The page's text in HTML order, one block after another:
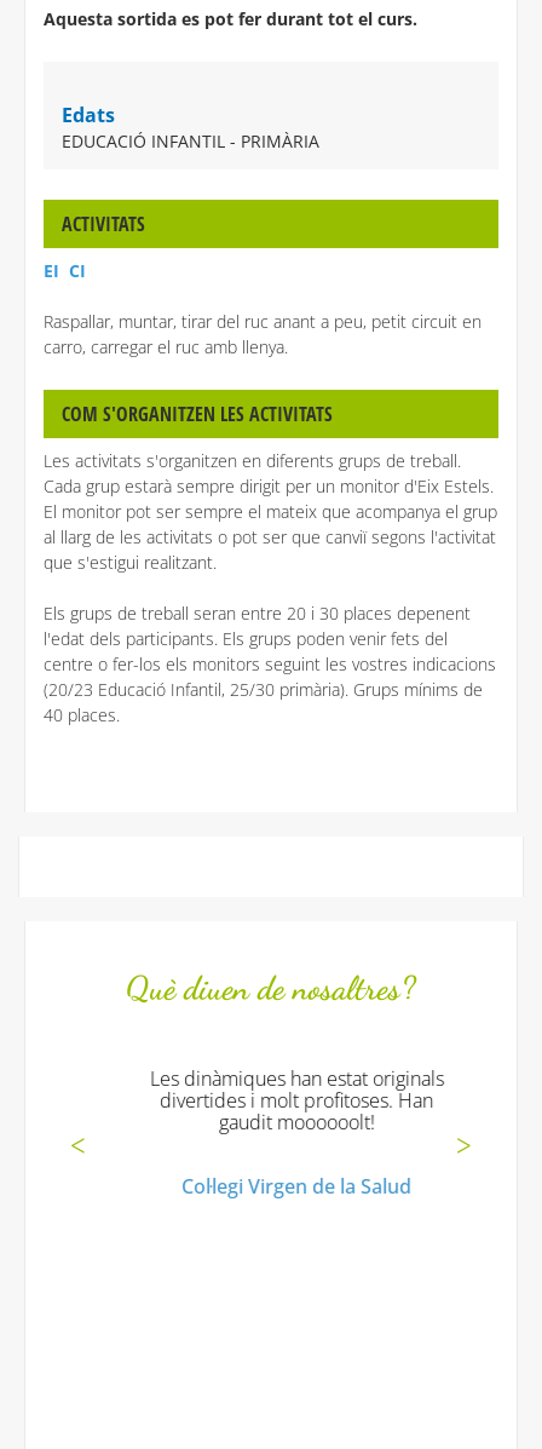
Aquesta sortida es pot fer durant tot el curs.
Edats
EDUCACIÓ INFANTIL - PRIMÀRIA
ACTIVITATS
EI CI
Raspallar, muntar, tirar del ruc anant a peu, petit circuit en
carro, carregar el ruc amb llenya.
COM S'ORGANITZEN LES ACTIVITATS
Les activitats s'organitzen en diferents grups de treball.
Cada grup estarà sempre dirigit per un monitor d'Eix Estels.
El monitor pot ser sempre el mateix que acompanya el grup
al llarg de les activitats o pot ser que canviï segons l'activitat
que s'estigui realitzant.
Els grups de treball seran entre 20 i 30 places depenent
l'edat dels participants. Els grups poden venir fets del
centre o fer-los els monitors seguint les vostres indicacions
(20/23 Educació Infantil, 25/30 primària). Grups mínims de
40 places.
Què diuen de nosaltres?
Les dinàmiques han estat originals
divertides i molt profitoses. Han
gaudit moooooolt!
Col·legi Virgen de la Salud